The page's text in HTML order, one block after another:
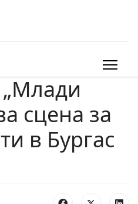
сцена за
в Бургас